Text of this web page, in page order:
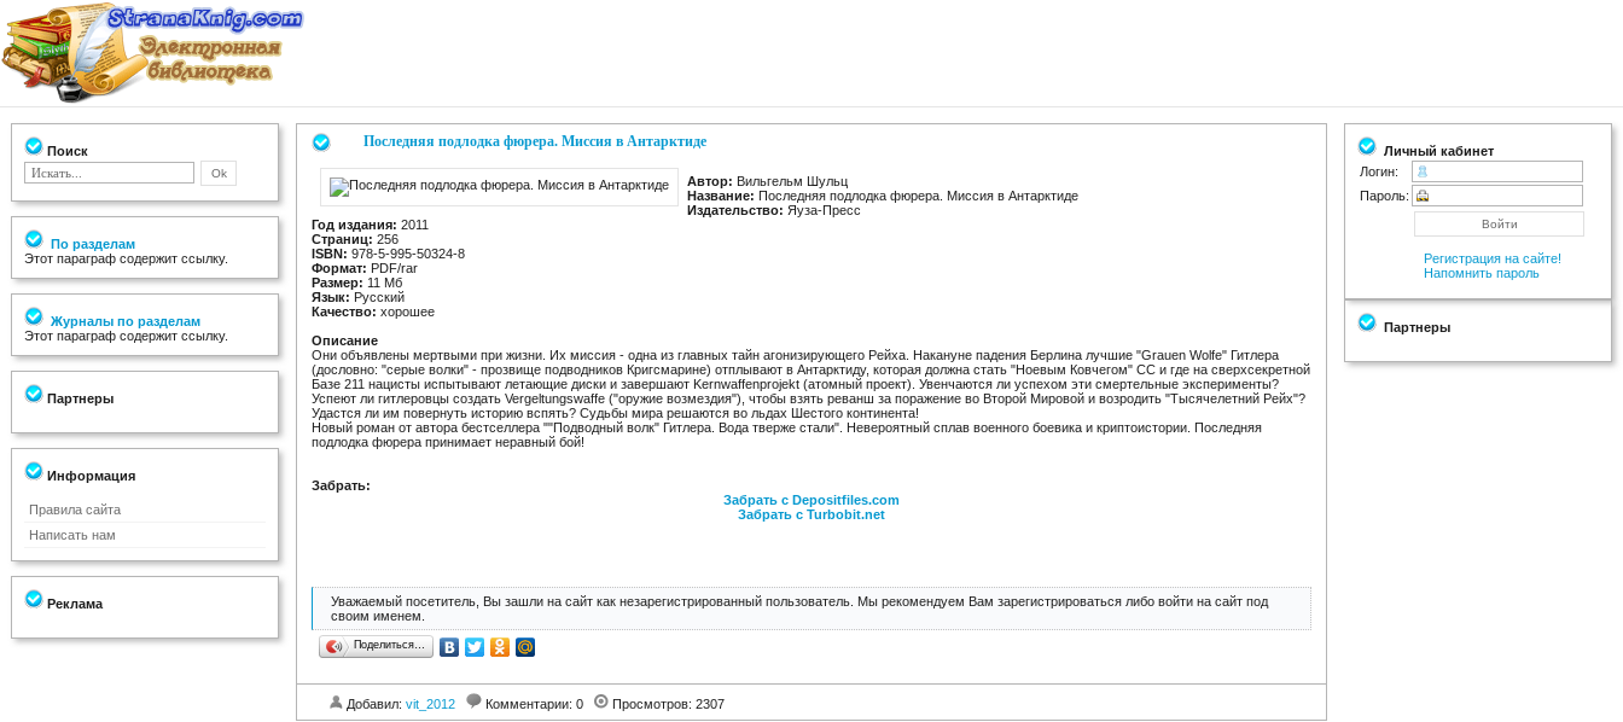
Поиск
По разделам
Этот параграф содержит ссылку.
Журналы по разделам
Этот параграф содержит ссылку.
Партнеры
Информация
Правила сайта
Написать нам
Реклама
Последняя подлодка фюрера. Миссия в Антарктиде
Автор: Вильгельм Шульц
Название: Последняя подлодка фюрера. Миссия в Антарктиде
Издательство: Яуза-Пресс
Год издания: 2011
Страниц: 256
ISBN: 978-5-995-50324-8
Формат: PDF/rar
Размер: 11 Мб
Язык: Русский
Качество: хорошее
Описание
Они объявлены мертвыми при жизни. Их миссия - одна из главных тайн агонизирующего Рейха. Накануне падения Берлина лучшие "Grauen Wolfe" Гитлера
(дословно: "серые волки" - прозвище подводников Кригсмарине) отплывают в Антарктиду, которая должна стать "Ноевым Ковчегом" СС и где на сверхсекретной
Базе 211 нацисты испытывают летающие диски и завершают Kernwaffenprojekt (атомный проект). Увенчаются ли успехом эти смертельные эксперименты?
Успеют ли гитлеровцы создать Vergeltungswaffe ("оружие возмездия"), чтобы взять реванш за поражение во Второй Мировой и возродить "Тысячелетний Рейх"?
Удастся ли им повернуть историю вспять? Судьбы мира решаются во льдах Шестого континента!
Новый роман от автора бестселлера ""Подводный волк" Гитлера. Вода тверже стали". Невероятный сплав военного боевика и криптоистории. Последняя
подлодка фюрера принимает неравный бой!
Забрать:
Забрать с Depositfiles.com
Забрать с Turbobit.net
Уважаемый посетитель, Вы зашли на сайт как незарегистрированный пользователь. Мы рекомендуем Вам зарегистрироваться либо войти на сайт под
своим именем.
Поделиться…
Добавил: vit_2012 Комментарии: 0 Просмотров: 2307
Личный кабинет
Логин:
Пароль:
Регистрация на сайте!
Напомнить пароль
Партнеры